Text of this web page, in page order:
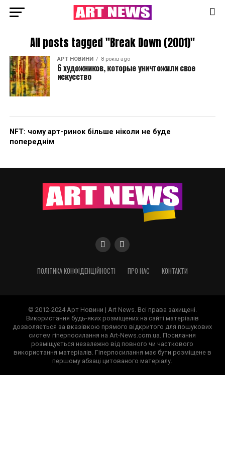
All posts tagged "Break Down (2001)"
АРТ НОВИНИ 8 років ago
6 художников, которые уничтожили свое
искусство
NFT: чому арт-ринок більше ніколи не буде
попереднім
ПОЛІТИКА КОНФІДЕНЦІЙНОСТІ ПРО НАС КОНТАКТИ
© 2012-2024 Арт Новини | Art News. Всі права захищені.
Використання будь-яких розміщених на сайті матеріалів
дозволяється за вказівкою прямого відкритого для пошукових
систем гіперпосилання на Art-News.com.ua. Посилання
розміщується незалежно від повного чи часткового
використання матеріалів. Гіперпосилання має бути розміщене в
першому абзаці цитованого матеріалу.